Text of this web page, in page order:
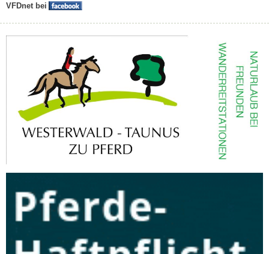
VFDnet bei